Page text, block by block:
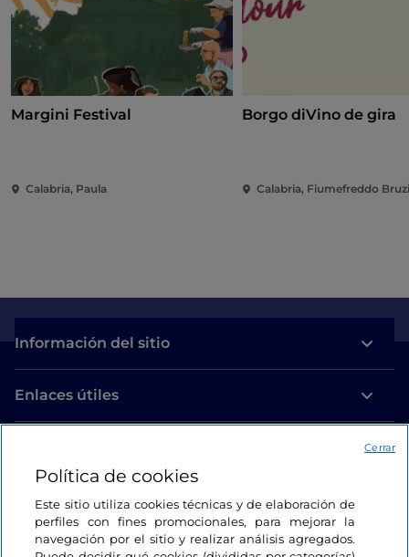
Margini Festival
Calabria, Paula
Borgo diVino de gira
Calabria, Fiumefreddo
Información del sitio
Enlaces útiles
Estamos en contacto
Política de cookies
Este sitio utiliza cookies técnicas y de elaboración de
perfiles con fines promocionales, para mejorar la
navegación por el sitio y realizar análisis agregados.
Cerrar